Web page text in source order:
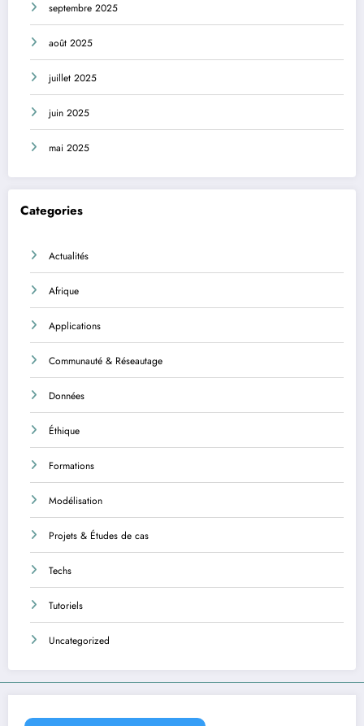
septembre 2025
août 2025
juillet 2025
juin 2025
mai 2025
Categories
Actualités
Afrique
Applications
Communauté & Réseautage
Données
Éthique
Formations
Modélisation
Projets & Études de cas
Techs
Tutoriels
Uncategorized